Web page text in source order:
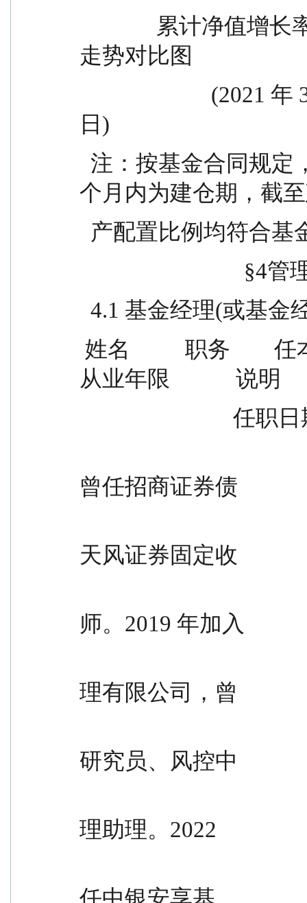
走势对比图
日)
个月内为建仓期，截
产配置比例均符合
4.1 基金经理(或基
从业年限            说明
曾任招商证券债
天风证券固定收
师。2019 年加入
理有限公司，曾
研究员、风控中
理助理。2022
任中银安享基